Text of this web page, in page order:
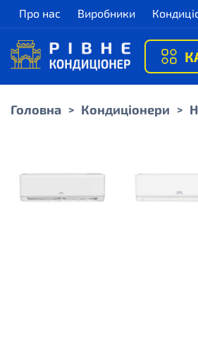
Про нас Виробники
Головна > Кондиціонери >